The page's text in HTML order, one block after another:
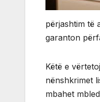
përjashtim të
garanton
Këtë e
nënshkrimet
mbahet